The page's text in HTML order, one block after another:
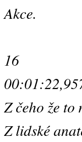
Akce.
16
Z čeho že to
Z lidské